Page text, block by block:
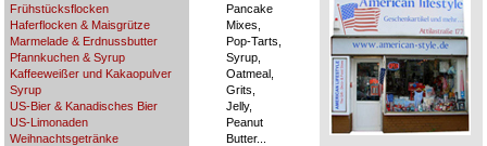
Frühstücksflocken
Haferflocken & Maisgrütze
Marmelade & Erdnussbutter
Pfannkuchen & Syrup
Kaffeeweißer und Kakaopulver
Syrup
US-Bier & Kanadisches Bier
US-Limonaden
Weihnachtsgetränke
Pancake
Mixes,
Pop-Tarts,
Syrup,
Oatmeal,
Grits,
Jelly,
Peanut
Butter...